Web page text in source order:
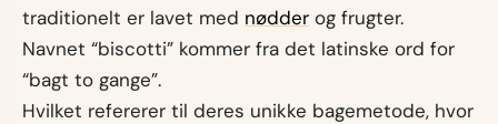
traditionelt er lavet med nødder og frugter.
Navnet “biscotti” kommer fra det latinske ord for
“bagt to gange”.
Hvilket refererer til deres unikke bagemetode, hvor